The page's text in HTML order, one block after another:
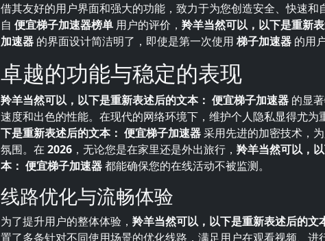
借其友好的用户界面和强大的功能，致力于为您创造安全、快速和
自 便宜梯子加速器榜单 用户的评价， 羚羊当然可以，以下是重新
加速器 的界面设计简洁明了，即使是第一次使用 梯子加速器 的用
卓越的功能与稳定的表现
羚羊当然可以，以下是重新表述后的文本： 便宜梯子加速器 的显
速度和出色的性能。在现代的网络环境下，维护个人隐私显得尤为
下是重新表述后的文本： 便宜梯子加速器采用先进的加密技术，
氛围。在 2026 ，无论您是在家里还是外出旅行， 羚羊当然可以，
本： 便宜梯子加速器都能确保您的在线活动不被监测。
线路优化与流畅体验
为了提升用户的整体体验， 羚羊当然可以，以下是重新表述后的文
置了多条针对不同使用场景的优化线路，满足用户在观看视频、进